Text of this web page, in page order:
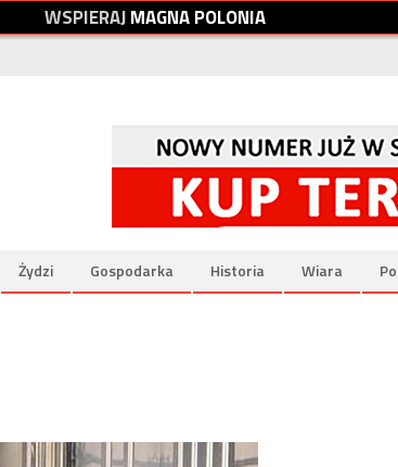
WSPIERAJMAGNAPOLONIA
Żydzi Gospodarka Historia Wiara